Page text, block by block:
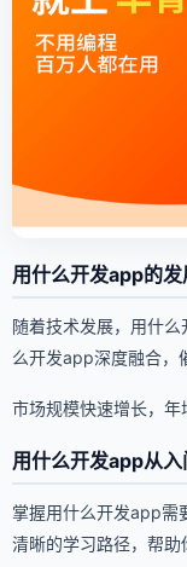
用什么开发app的发
随着技术发展，用什
么开发app深度融合，
市场规模快速增长，年
用什么开发app从
掌握用什么开发app需
清晰的学习路径，帮助